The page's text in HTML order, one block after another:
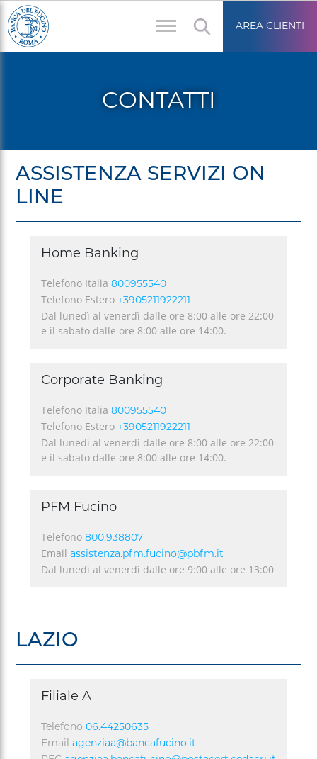
Salta
al
contenuto
Area
AREA CLIENTI
CONTATTI
Briciole
di
ASSISTENZA SERVIZI ON
LINE
Home Banking
Telefono Italia 800955540
Telefono Estero +3905211922211
Dal lunedì al venerdì dalle ore 8:00 alle ore 22:00
e il sabato dalle ore 8:00 alle ore 14:00.
Corporate Banking
Telefono Italia 800955540
Telefono Estero +3905211922211
Dal lunedì al venerdì dalle ore 8:00 alle ore 22:00
e il sabato dalle ore 8:00 alle ore 14:00.
PFM Fucino
Telefono 800.938807
Email assistenza.pfm.fucino@pbfm.it
Dal lunedì al venerdì dalle ore 9:00 alle ore 13:00
LAZIO
Filiale A
Telefono 06.44250635
Email agenziaa@bancafucino.it